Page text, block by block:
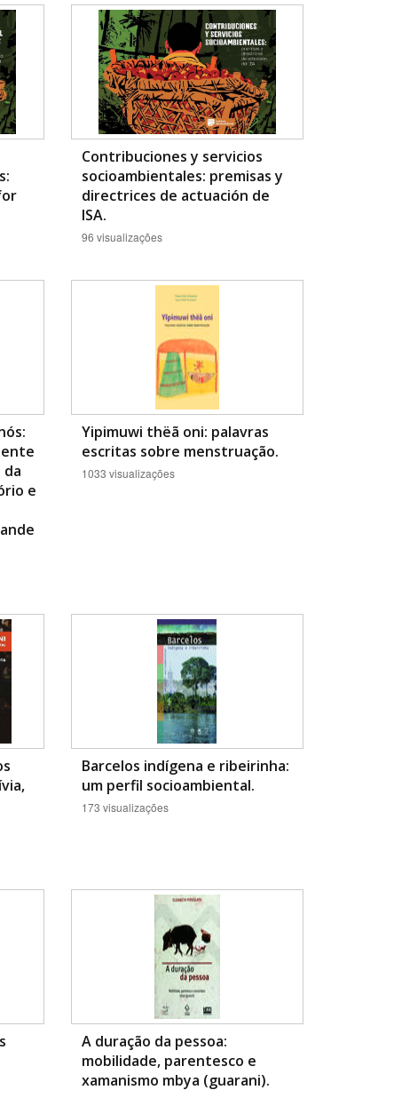
BUSCAR
Contribuciones y servicios
socioambientales: premisas y
directrices de actuación de
ISA.
96 visualizações
e
Yipimuwi thëã oni: palavras
escritas sobre menstruação.
1033 visualizações
Barcelos indígena e ribeirinha:
um perfil socioambiental.
173 visualizações
A duração da pessoa:
mobilidade, parentesco e
xamanismo mbya (guarani).